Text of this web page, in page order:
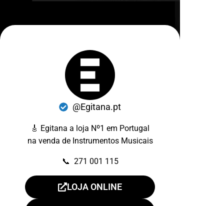
@Egitana.pt
🎸 Egitana a loja Nº1 em Portugal
na venda de Instrumentos Musicais
📞 271 001 115
LOJA ONLINE